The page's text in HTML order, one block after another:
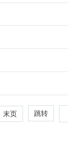
末页 跳转